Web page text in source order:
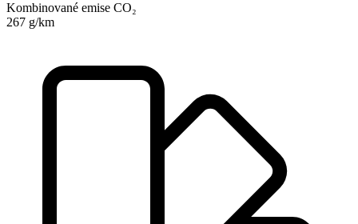
Kombinované emise CO₂
267 g/km